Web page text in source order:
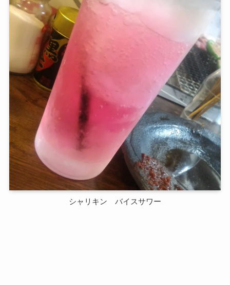
シャリキン バイスサワー